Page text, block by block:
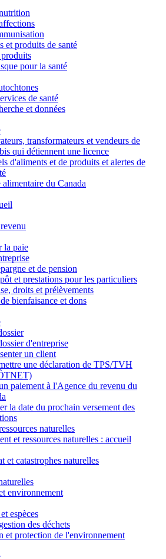
et produits de santé
produits
pour la santé
de santé
et données
transformateurs et vendeurs de
qui détiennent une licence
d'aliments et de produits et alertes de
alimentaire du Canada
la paie
et de pension
et prestations pour les particuliers
droits et prélèvements
bienfaisance et dons
d'entreprise
un client
une déclaration de TPS/TVH
paiement à l'Agence du revenu du
la date du prochain versement des
naturelles
et ressources naturelles : accueil
et catastrophes naturelles
environnement
espèces
des déchets
et protection de l'environnement